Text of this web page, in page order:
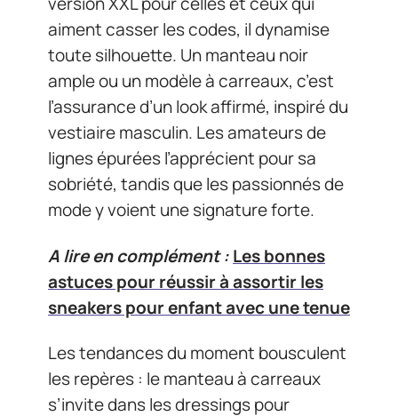
aiment casser les codes, il dynamise
toute silhouette. Un manteau noir
ample ou un modèle à carreaux, c’est
l’assurance d’un look affirmé, inspiré du
vestiaire masculin. Les amateurs de
lignes épurées l’apprécient pour sa
sobriété, tandis que les passionnés de
mode y voient une signature forte.
A lire en complément :Les bonnes
astuces pour réussir à assortir les
sneakers pour enfant avec une tenue
Les tendances du moment bousculent
les repères : le manteau à carreaux
s’invite dans les dressings pour